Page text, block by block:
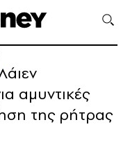
αμυντικές
της ρήτρας